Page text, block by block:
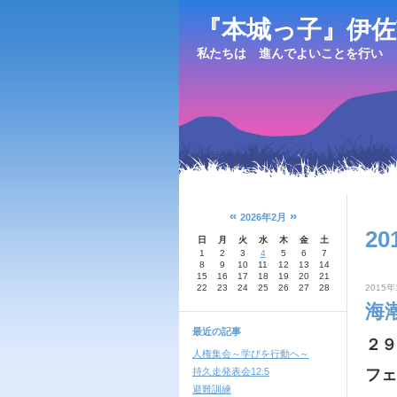
『本城っ子』伊
私たちは 進んでよいことを行い
« 2026年2月 »
日 月 火 水 木 金
土
1
2 3 4 5 6
7
8
9 10 11 12 13
14
15
16 17 18 19 20
21
22
23 24 25 26 27 28
最近の記事
人権集会～学びを行動へ～
持久走発表会12.5
避難訓練
2015年
海
２
フ